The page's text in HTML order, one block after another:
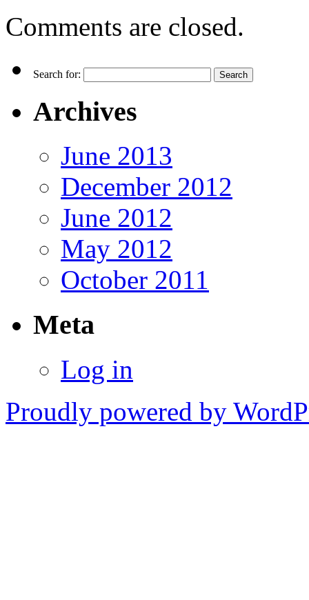
Comments are closed.
Search for:
Archives
June 2013
December 2012
June 2012
May 2012
October 2011
Meta
Log in
Proudly powered by